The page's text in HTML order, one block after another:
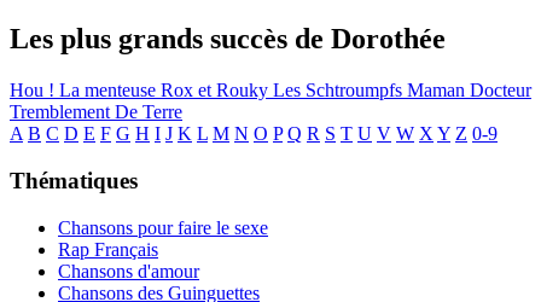
Les plus grands succès de Dorothée
Hou ! La menteuse Rox et Rouky Les Schtroumpfs Maman Docteur
Tremblement De Terre
A B C D E F G H I J K L M N O P Q R S T U V W X Y Z 0-9
Thématiques
Chansons pour faire le sexe
Rap Français
Chansons d'amour
Chansons des Guinguettes